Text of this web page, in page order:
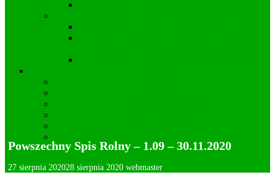
Deklaracja dostępności
Powszechny Spis Rolny – 1.09 – 30.11.2020
27 sierpnia 202028 sierpnia 2020 webmaster